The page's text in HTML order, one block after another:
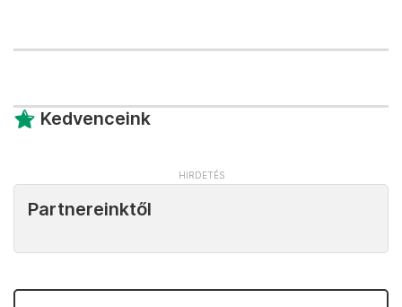
Kedvenceink
Partnereinktől